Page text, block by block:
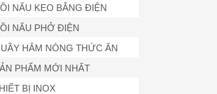
NẤU KẸO BẰNG ĐIỆN
NẤU PHỞ ĐIỆN
HÂM NÓNG THỨC ĂN
PHẨM MỚI NHẤT
BỊ INOX